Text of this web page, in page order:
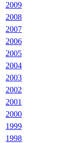
2009
2008
2007
2006
2005
2004
2003
2002
2001
2000
1999
1998